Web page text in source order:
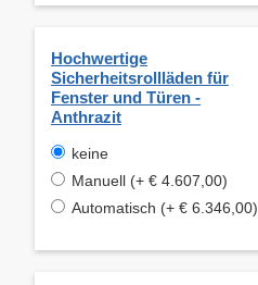
Hochwertige
Sicherheitsrollläden für
Fenster und Türen -
Anthrazit
keine
Manuell (+ € 4.607,00)
Automatisch (+ € 6.346,00)